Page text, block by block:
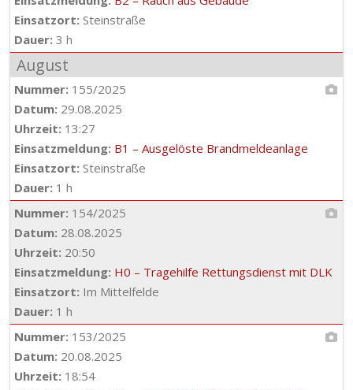
Einsatzort: Steinstraße
Dauer: 3 h
August
Nummer: 155/2025
Datum: 29.08.2025
Uhrzeit: 13:27
Einsatzmeldung: B1 – Ausgelöste Brandmeldeanlage
Einsatzort: Steinstraße
Dauer: 1 h
Nummer: 154/2025
Datum: 28.08.2025
Uhrzeit: 20:50
Einsatzmeldung: H0 – Tragehilfe Rettungsdienst mit DLK
Einsatzort: Im Mittelfelde
Dauer: 1 h
Nummer: 153/2025
Datum: 20.08.2025
Uhrzeit: 18:54